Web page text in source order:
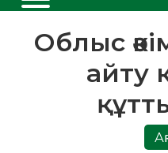
Облыс
айту